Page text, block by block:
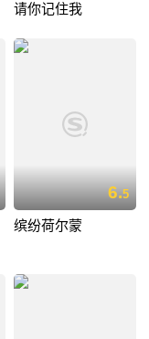
请你记住我
6.5
缤纷荷尔蒙